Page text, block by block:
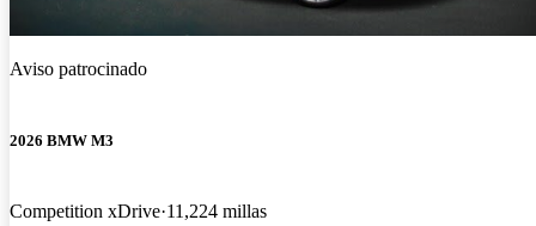
Aviso patrocinado
2026 BMW M3
Competition xDrive 11,224 millas